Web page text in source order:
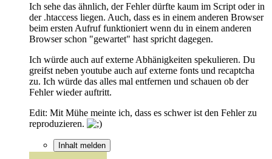
Ich sehe das ähnlich, der Fehler dürfte kaum im Script oder in
der .htaccess liegen. Auch, dass es in einem anderen Browser
beim ersten Aufruf funktioniert wenn du in einem anderen
Browser schon "gewartet" hast spricht dagegen.
Ich würde auch auf externe Abhänigkeiten spekulieren. Du
greifst neben youtube auch auf externe fonts und recaptcha
zu. Ich würde das alles mal entfernen und schauen ob der
Fehler wieder auftritt.
Edit: Mit Mühe meinte ich, dass es schwer ist den Fehler zu
reproduzieren.
Inhalt melden